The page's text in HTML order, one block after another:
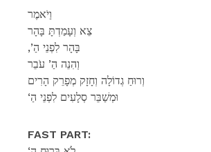
וַיֹאמֶר
צֵא וְעָמַדְתָּ בָּהָר
,’בָּהָר לִפְנֵי הַ
וְהִנֵה הַ’ עֹבֵר
וְרוּחַ גְדוֹלָה וְחָזָק מְפָרֵק הָרִים
‘וּמְשַׁבֵּר סְלָעִים לִפְנֵי הַ
FAST PART: